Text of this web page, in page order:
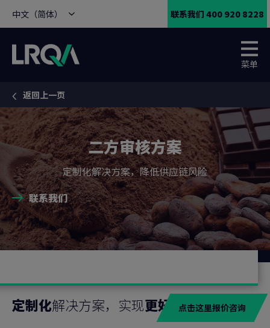
中文（简体） 联系我们 400 920 8228
菜单
You are here:
返回上一页
二方审核方案
定制化解决方案，降低供应链风险
联系我们
点击这里报价咨询
定制化解决方案，实现更好的业务发展